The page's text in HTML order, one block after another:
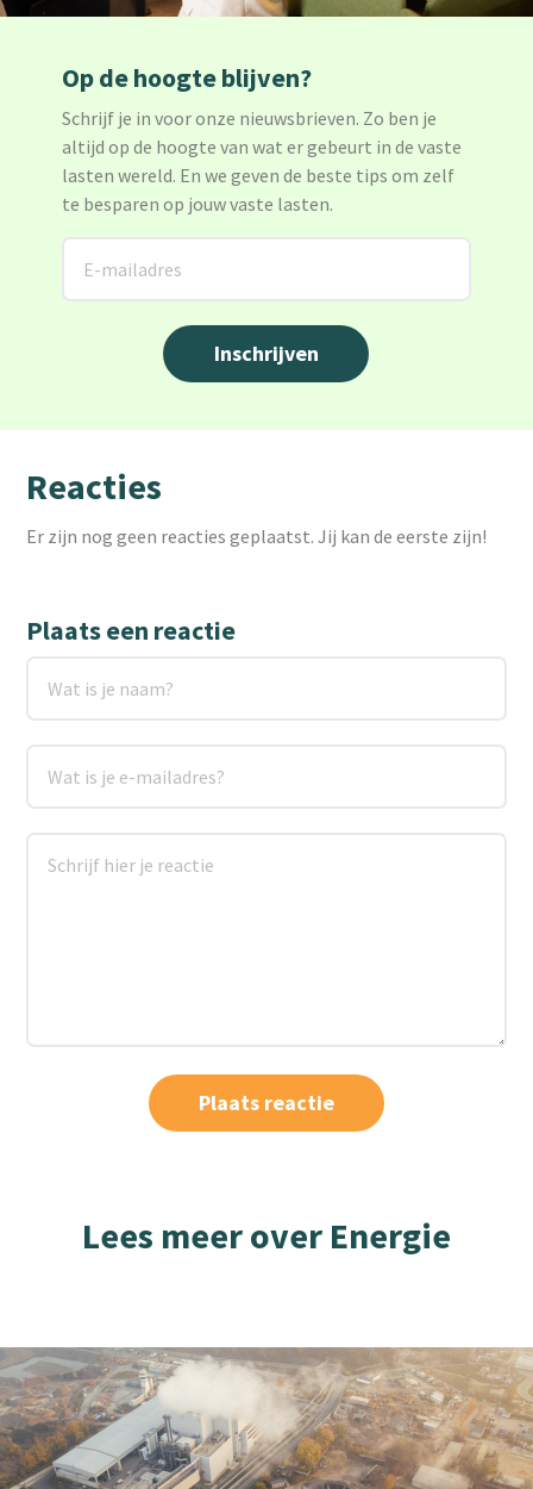
Op de hoogte blijven?
Schrijf je in voor onze nieuwsbrieven. Zo ben je
altijd op de hoogte van wat er gebeurt in de vaste
lasten wereld. En we geven de beste tips om zelf
te besparen op jouw vaste lasten.
Reacties
Er zijn nog geen reacties geplaatst. Jij kan de eerste zijn!
Plaats een reactie
Lees meer over Energie